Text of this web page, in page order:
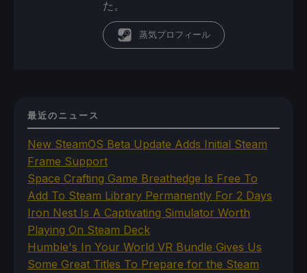
た。
蒸気プロフィール
最近のニュース
New SteamOS Beta Update Adds Initial Steam
Frame Support
Space Crafting Game Breathedge Is Free To
Add To Steam Library Permanently For 2 Days
Iron Nest Is A Captivating Simulator Worth
Playing On Steam Deck
Humble's In Your World VR Bundle Gives Us
Some Great Titles To Prepare for the Steam